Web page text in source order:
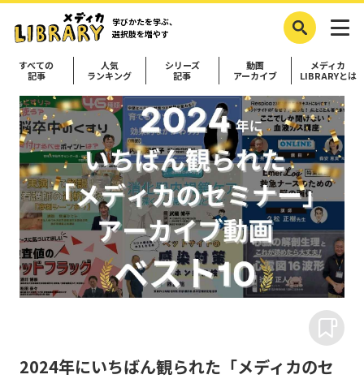
学びかたを学ぶ、
選択肢を増やす
すべての
記事
人気
ランキング
シリーズ
記事
動画
アーカイブ
メディカ
LIBRARYとは
2024年にいちばん観られた「メディカのセ